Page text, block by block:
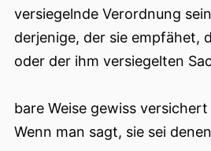
versiegelnde Verordnung
derjenige, der sie empfähet,
oder der ihm versiegelten
bare Weise gewiss
Wenn man sagt, sie sei